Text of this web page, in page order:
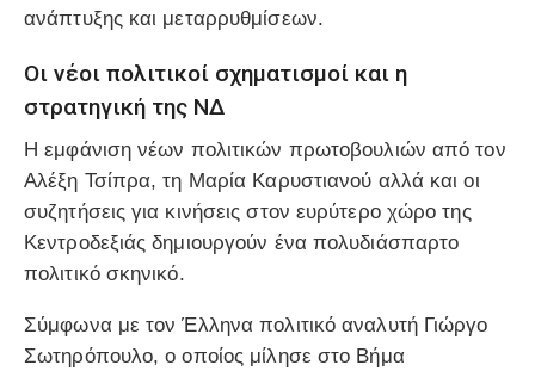
ανάπτυξης και μεταρρυθμίσεων.
Οι νέοι πολιτικοί σχηματισμοί και η
στρατηγική της ΝΔ
Η εμφάνιση νέων πολιτικών πρωτοβουλιών από τον
Αλέξη Τσίπρα, τη Μαρία Καρυστιανού αλλά και οι
συζητήσεις για κινήσεις στον ευρύτερο χώρο της
Κεντροδεξιάς δημιουργούν ένα πολυδιάσπαρτο
πολιτικό σκηνικό.
Σύμφωνα με τον Έλληνα πολιτικό αναλυτή Γιώργο
Σωτηρόπουλο, ο οποίος μίλησε στο Βήμα